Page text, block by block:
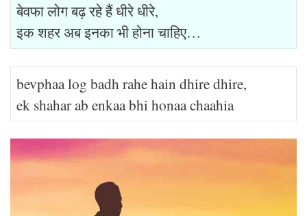
बेवफा लोग बढ़ रहे हैं धीरे धीरे,
इक शहर अब इनका भी होना चाहिए…
bevphaa log badh rahe hain dhire dhire,
ek shahar ab enkaa bhi honaa chaahia